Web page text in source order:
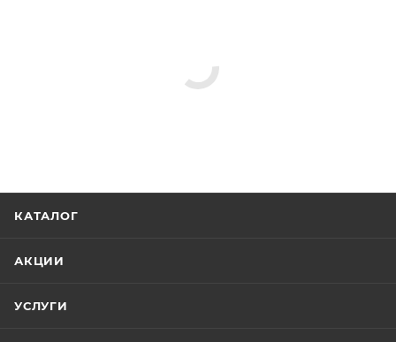
КАТАЛОГ
АКЦИИ
УСЛУГИ